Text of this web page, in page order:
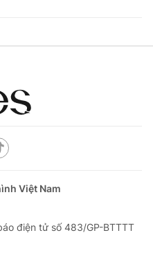
Việt Nam
điện tử số 483/GP-BTTTT